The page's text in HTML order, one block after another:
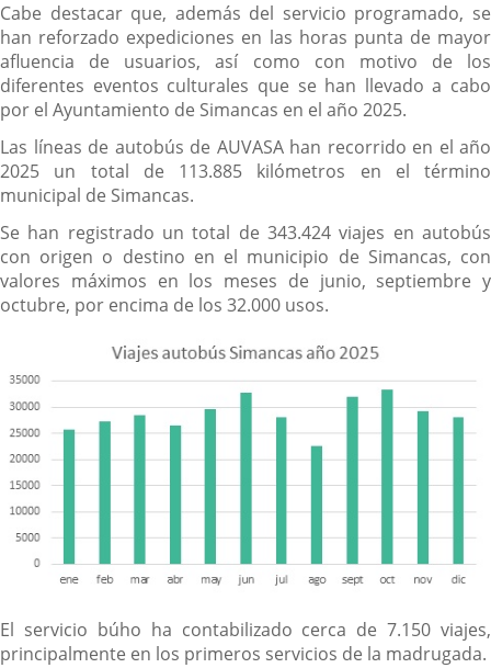
Cabe destacar que, además del servicio programado, se
han reforzado expediciones en las horas punta de mayor
afluencia de usuarios, así como con motivo de los
diferentes eventos culturales que se han llevado a cabo
por el Ayuntamiento de Simancas en el año 2025.
Las líneas de autobús de AUVASA han recorrido en el año
2025 un total de 113.885 kilómetros en el término
municipal de Simancas.
Se han registrado un total de 343.424 viajes en autobús
con origen o destino en el municipio de Simancas, con
valores máximos en los meses de junio, septiembre y
octubre, por encima de los 32.000 usos.
El servicio búho ha contabilizado cerca de 7.150 viajes,
principalmente en los primeros servicios de la madrugada.